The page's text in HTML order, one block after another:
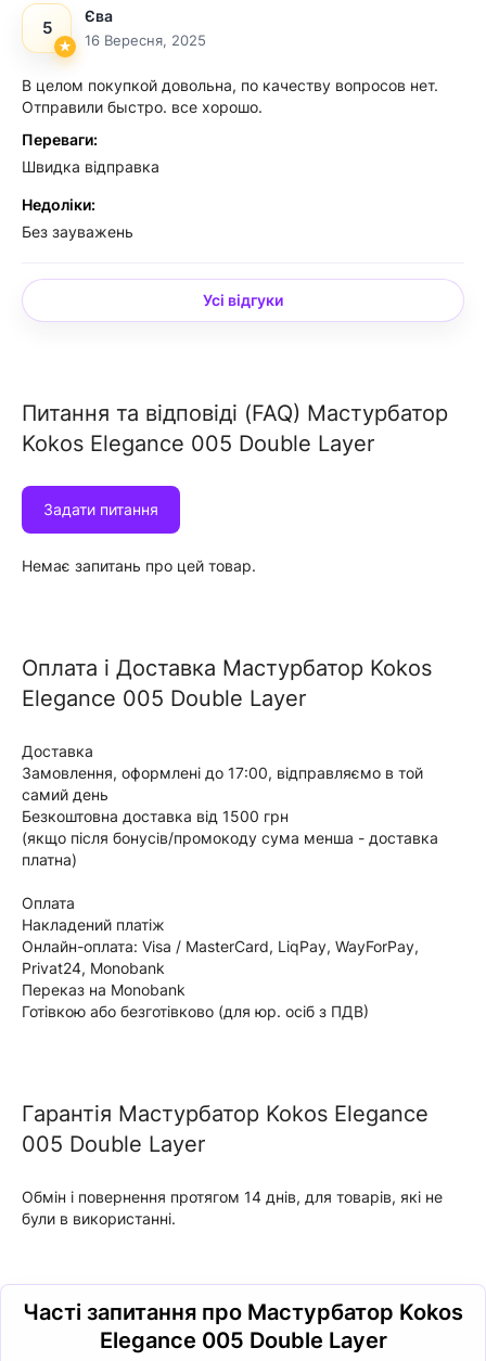
5
Єва
16 Вересня, 2025
В целом покупкой довольна, по качеству вопросов нет.
Отправили быстро. все хорошо.
Переваги:
Швидка відправка
Недоліки:
Без зауважень
Усі відгуки
Питання та відповіді (FAQ) Мастурбатор
Kokos Elegance 005 Double Layer
Задати питання
Немає запитань про цей товар.
Оплата i Доставка Мастурбатор Kokos
Elegance 005 Double Layer
Доставка
Замовлення, оформлені до 17:00, відправляємо в той
самий день
Безкоштовна доставка від 1500 грн
(якщо після бонусів/промокоду сума менша - доставка
платна)
Оплата
Накладений платіж
Онлайн-оплата: Visa / MasterCard, LiqPay, WayForPay,
Privat24, Monobank
Переказ на Monobank
Готівкою або безготівково (для юр. осіб з ПДВ)
Гарантія Мастурбатор Kokos Elegance
005 Double Layer
Обмін і повернення протягом 14 днів, для товарів, які не
були в використанні.
Часті запитання про Мастурбатор Kokos
Elegance 005 Double Layer